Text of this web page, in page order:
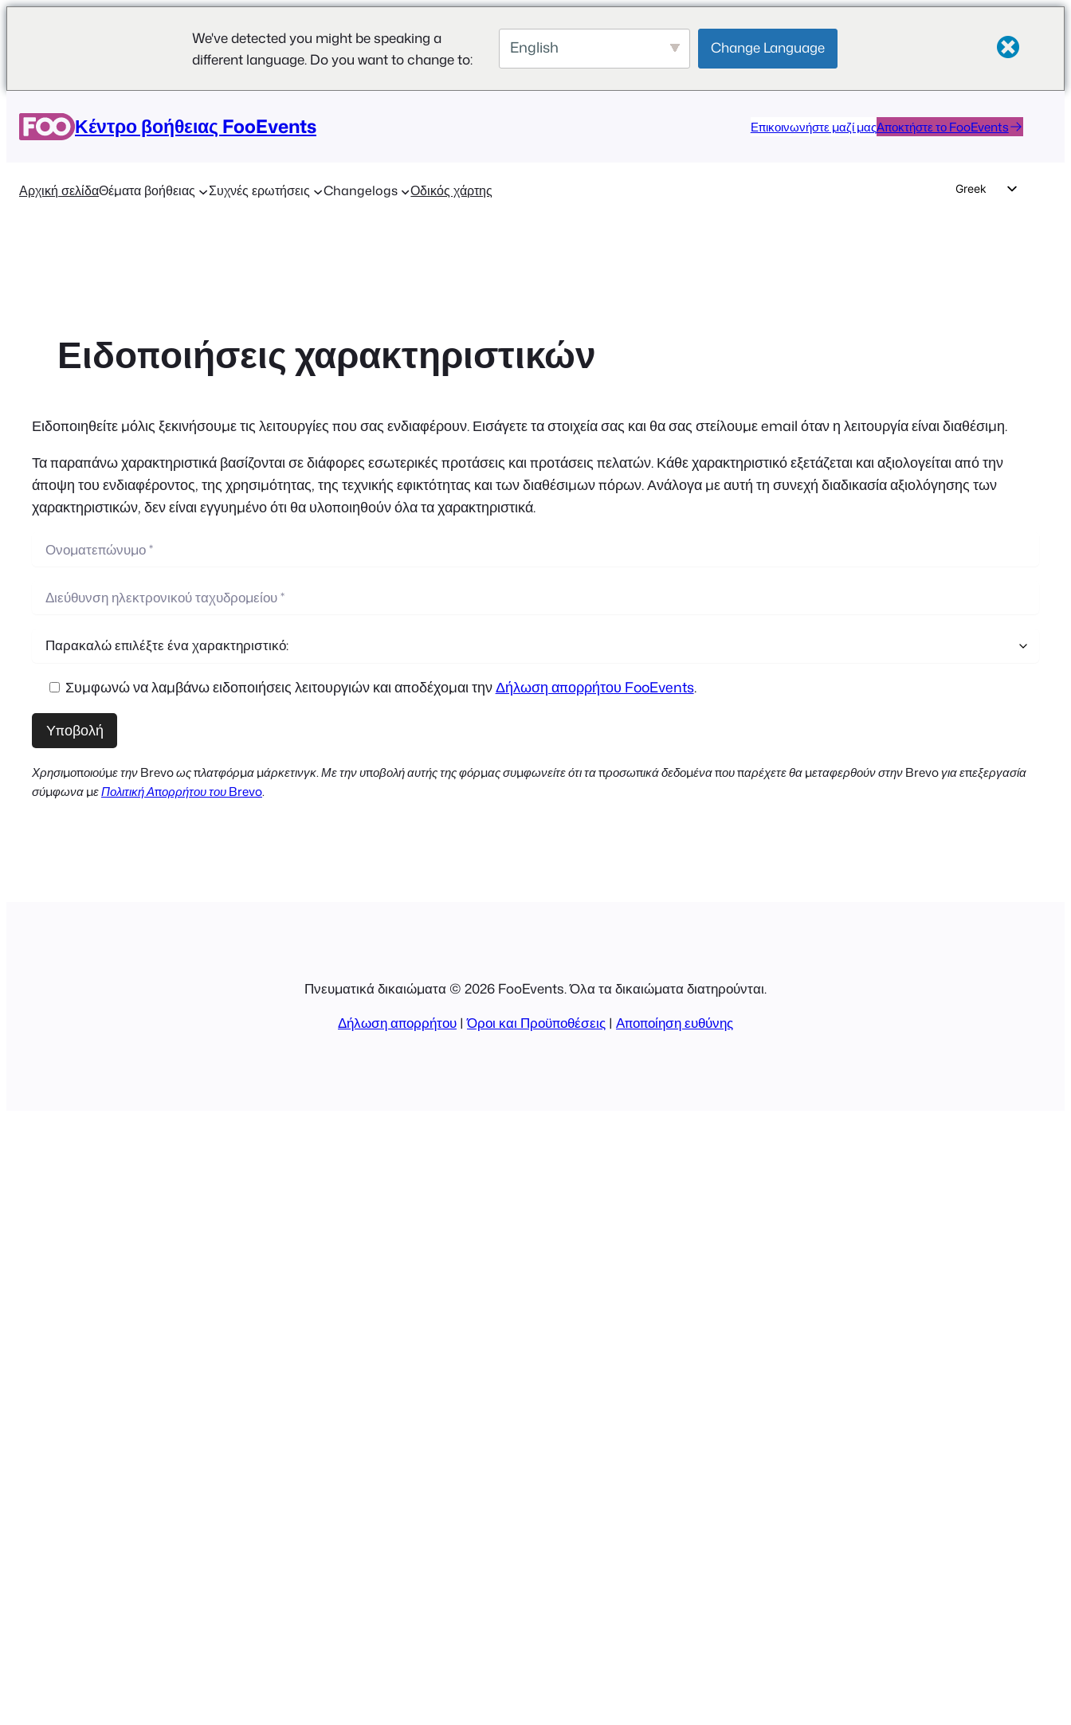
We've detected you might be speaking a
different language. Do you want to change to:
English Change Language
στο
περιεχόμενο
Κέντρο βοήθειας FooEvents Επικοινωνήστε μαζί μαςΑποκτήστε το FooEvents
Αρχική σελίδαΘέματα βοήθειας Συχνές ερωτήσεις Changelogs Οδικός χάρτης
Greek
Czech
Ειδοποιήσεις χαρακτηριστικών
Ειδοποιηθείτε μόλις ξεκινήσουμε τις λειτουργίες που σας ενδιαφέρουν. Εισάγετε τα στοιχεία σας και θα σας στείλουμε email όταν η λειτουργία είναι διαθέσιμη.
Τα παραπάνω χαρακτηριστικά βασίζονται σε διάφορες εσωτερικές προτάσεις και προτάσεις πελατών. Κάθε χαρακτηριστικό εξετάζεται και αξιολογείται από την
άποψη του ενδιαφέροντος, της χρησιμότητας, της τεχνικής εφικτότητας και των διαθέσιμων πόρων. Ανάλογα με αυτή τη συνεχή διαδικασία αξιολόγησης των
χαρακτηριστικών, δεν είναι εγγυημένο ότι θα υλοποιηθούν όλα τα χαρακτηριστικά.
Συμφωνώ να λαμβάνω ειδοποιήσεις λειτουργιών και αποδέχομαι τηνΔήλωση απορρήτου FooEvents.
Χρησιμοποιούμε την Brevo ως πλατφόρμα μάρκετινγκ. Με την υποβολή αυτής της φόρμας συμφωνείτε ότι τα προσωπικά δεδομένα που παρέχετε θα μεταφερθούν στην Brevo για επεξεργασία
σύμφωνα μεΠολιτική Απορρήτου του Brevo.
Πνευματικά δικαιώματα © 2026 FooEvents. Όλα τα δικαιώματα διατηρούνται.
Δήλωση απορρήτου |Όροι και Προϋποθέσεις | Αποποίηση ευθύνης